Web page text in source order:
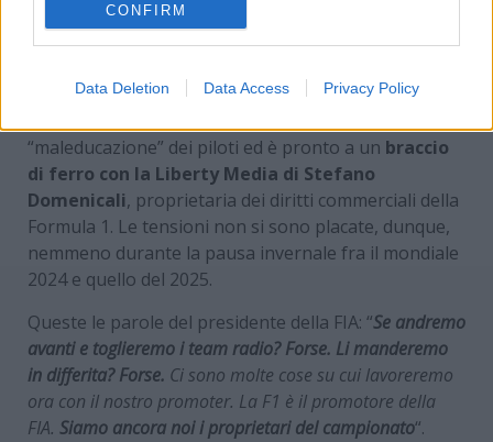
CONFIRM
Data Deletion Data Access Privacy Policy
Il pugno duro della FIA sui team radio in Formula 1 –
www.motorinews24.com
“maleducazione” dei piloti ed è pronto a un braccio
di ferro con la Liberty Media di Stefano
Domenicali, proprietaria dei diritti commerciali della
Formula 1. Le tensioni non si sono placate, dunque,
nemmeno durante la pausa invernale fra il mondiale
2024 e quello del 2025.
Queste le parole del presidente della FIA: “Se andremo
avanti e toglieremo i team radio? Forse. Li manderemo
in differita? Forse. Ci sono molte cose su cui lavoreremo
ora con il nostro promoter. La F1 è il promotore della
FIA. Siamo ancora noi i proprietari del campionato“.